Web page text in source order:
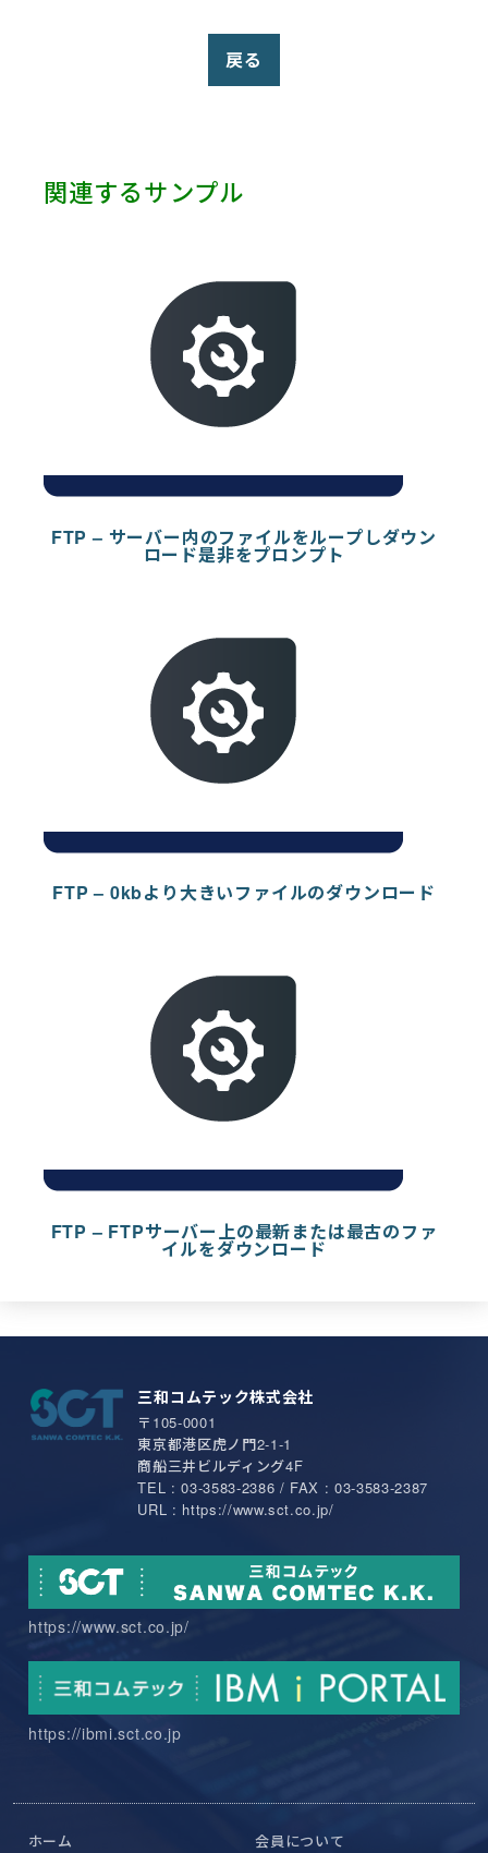
戻る
関連するサンプル
FTP – サーバー内のファイルをループしダウン
ロード是非をプロンプト
FTP – 0kbより大きいファイルのダウンロード
FTP – FTPサーバー上の最新または最古のファ
イルをダウンロード
Twitter (1)
三和コムテック株式会社
〒105-0001
東京都港区虎ノ門2-1-1
商船三井ビルディング4F
TEL : 03-3583-2386 / FAX : 03-3583-2387
URL : https://www.sct.co.jp/
https://www.sct.co.jp/
https://ibmi.sct.co.jp
ホーム 会員について